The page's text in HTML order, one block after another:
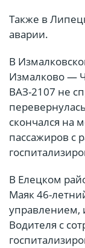
Также в
аварии.
В
Измалково —
ВАЗ-2107 не
скончался на
пассажиров с
В Елецком
Маяк 46-
управлением,
Водителя с